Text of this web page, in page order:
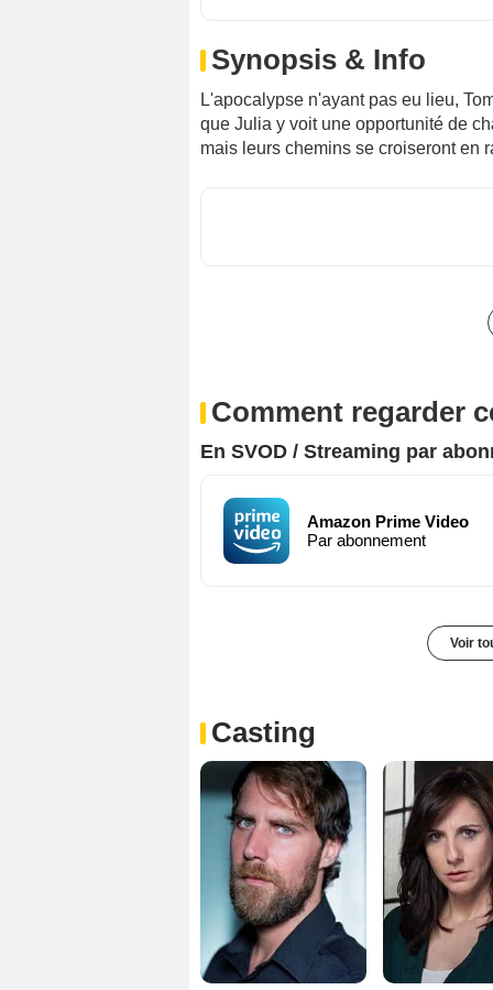
Synopsis & Info
L'apocalypse n'ayant pas eu lieu,
que Julia y voit une opportunité de
mais leurs chemins se croiseront en
Comment regarder
En SVOD / Streaming par
Amazon Prime Video
Par abonnement
Voir
Casting